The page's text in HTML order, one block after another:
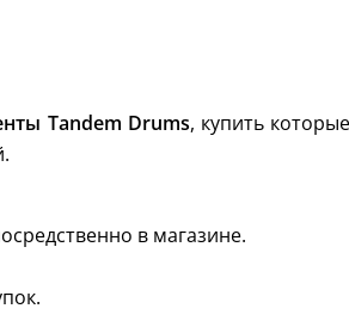
Tandem Drums, купить
в магазине.